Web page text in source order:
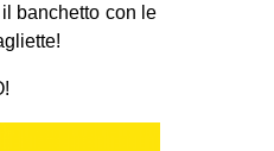
banchetto con le